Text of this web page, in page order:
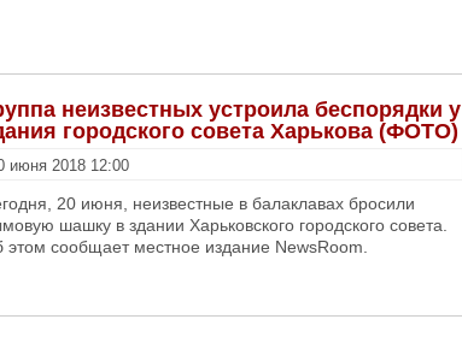
неизвестных устроила беспорядки у
городского совета Харькова (ФОТО)
июня 2018 12:00
20 июня, неизвестные в балаклавах бросили
шашку в здании Харьковского городского совета.
этом сообщает местное издание NewsRoom.